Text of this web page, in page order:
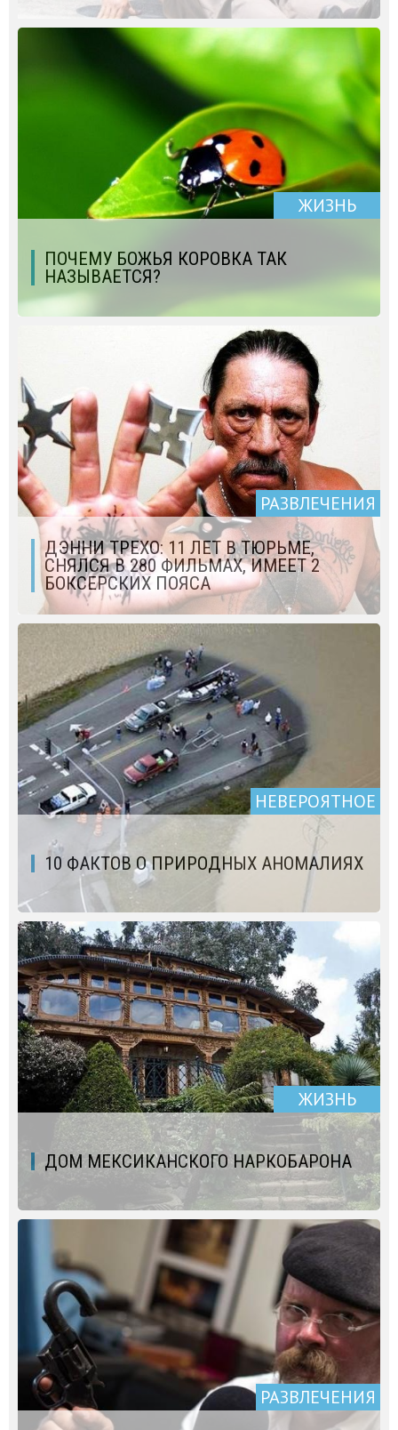
ЖИЗНЬ
ПОЧЕМУ БОЖЬЯ КОРОВКА ТАК
НАЗЫВАЕТСЯ?
РАЗВЛЕЧЕНИЯ
ДЭННИ ТРЕХО: 11 ЛЕТ В ТЮРЬМЕ,
СНЯЛСЯ В 280 ФИЛЬМАХ, ИМЕЕТ 2
БОКСЕРСКИХ ПОЯСА
НЕВЕРОЯТНОЕ
10 ФАКТОВ О ПРИРОДНЫХ АНОМАЛИЯХ
ЖИЗНЬ
ДОМ МЕКСИКАНСКОГО НАРКОБАРОНА
РАЗВЛЕЧЕНИЯ